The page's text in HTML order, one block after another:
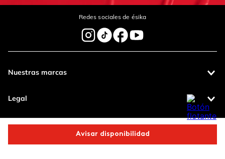
Avisar disponibilidad
Redes sociales de ésika
Nuestras marcas
Legal
Contáctanos